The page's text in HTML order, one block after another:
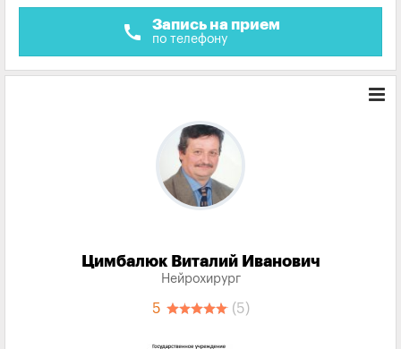
call Запись на прием
по телефону
Цимбалюк Виталий Иванович
Нейрохирург
5 (5)